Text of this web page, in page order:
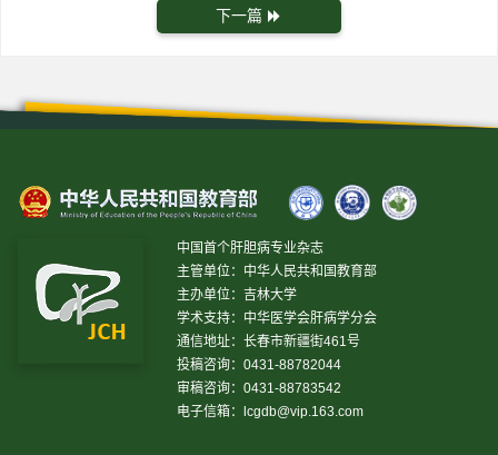
下一篇
中国首个肝胆病专业杂志
主管单位：中华人民共和国教育部
主办单位：吉林大学
学术支持：中华医学会肝病学分会
通信地址：长春市新疆街461号
投稿咨询：0431-88782044
审稿咨询：0431-88783542
电子信箱：
lcgdb@vip.163.com